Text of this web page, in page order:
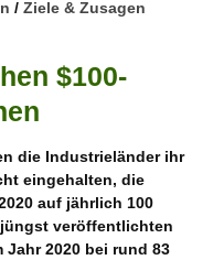
/ Ziele & Zusagen
$100-
die Industrieländer ihr
eingehalten, die
auf jährlich 100
veröffentlichten
Jahr 2020 bei rund 83